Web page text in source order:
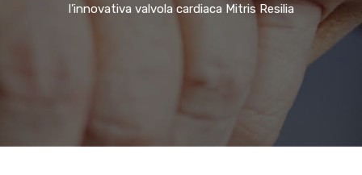
l’innovativa valvola cardiaca Mitris Resilia